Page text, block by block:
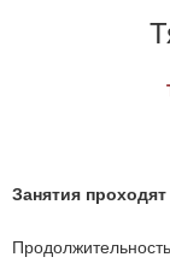
Занятия